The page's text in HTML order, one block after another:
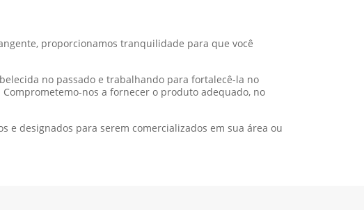
proporcionamos tranquilidade para que você
no passado e trabalhando para fortalecê-la no
nos a fornecer o produto adequado, no
e designados para serem comercializados em sua área ou